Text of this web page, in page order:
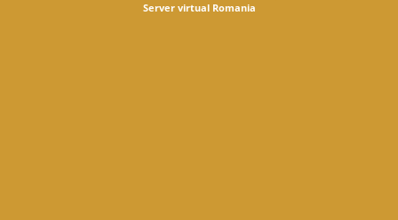
Server virtual Romania